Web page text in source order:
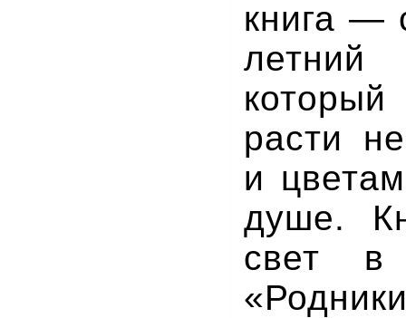
книга —
расти
и
душе.
свет в